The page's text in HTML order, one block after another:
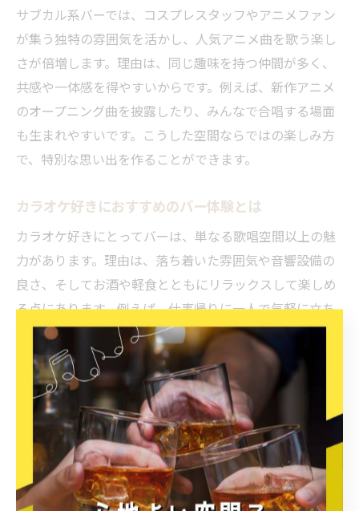
サブカル系バーでは、コスプレスタッフやアニメファン
が集う独特の雰囲気を活かし、人気アニメ曲を歌う楽し
さが倍増します。理由は、同じ趣味を持つ仲間が多く、
共感や一体感を得やすいからです。例えば、新作アニメ
のオープニング曲を披露したり、みんなで合唱する場面
も生まれやすいです。こうした空間ならではの楽しみ方
で、特別な思い出を作ることができます。
カラオケ好きにおすすめのバー体験とは
カラオケ好きにとってバーは、単なる歌唱空間以上の魅
力があります。理由は、落ち着いた雰囲気や音響設備の
良さ、そしてお酒や軽食とともにリラックスして楽しめ
る点にあります。例えば、仕事帰りに一人で気軽に立ち
寄ったり、仲間とテーマを決めて歌い分けるなど多彩な
楽しみ方が可能です。このように、バーならではのカラ
オケ体験は、新しい発見や充実感を与えてくれます。
バーのカラオケ設備を上手に活用する方法
バーのカラオケ設備を最大限活用するには、事前に設備
の特徴や選曲システムを確認し、操作に慣れておくこと
が重要です。理由は、スムーズな選曲や音量調整ができ